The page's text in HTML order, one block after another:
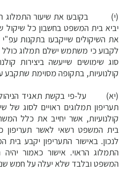
(י) בקובעו את שיעור התמלוג
יביא בית המשפט בחשבון כל שיקול
את השיקולים שייקבעו בתקנות
לקבוע כי משתמש ישלם תמלוג כולל
סוג שימושים שייעשה ביצירות
קולנועיות, בתקופה מסוימת שתקבע
(יא) על-פי בקשת תאגיד
תעריפון תמלוגים ראויים לסוג של
קולנועיות, אשר יחייב את כלל
בית המשפט רשאי לאשר תעריפון
לנכון. באישור התעריפון יקבע
התמלוג הראוי. אישור כאמור
המשפט ובלבד שלא יעלה על חמש